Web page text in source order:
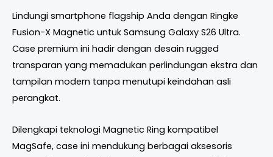
Lindungi smartphone flagship Anda dengan Ringke
Fusion-X Magnetic untuk Samsung Galaxy S26 Ultra.
Case premium ini hadir dengan desain rugged
transparan yang memadukan perlindungan ekstra dan
tampilan modern tanpa menutupi keindahan asli
perangkat.
Dilengkapi teknologi Magnetic Ring kompatibel
MagSafe, case ini mendukung berbagai aksesoris